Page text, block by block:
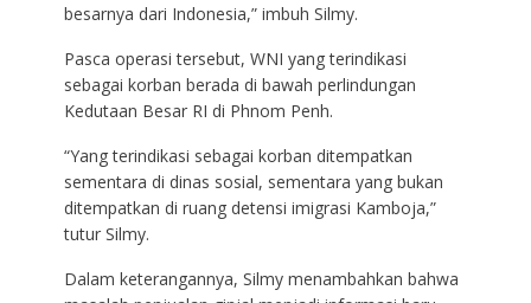
besarnya dari Indonesia,” imbuh Silmy.
Pasca operasi tersebut, WNI yang terindikasi
sebagai korban berada di bawah perlindungan
Kedutaan Besar RI di Phnom Penh.
“Yang terindikasi sebagai korban ditempatkan
sementara di dinas sosial, sementara yang bukan
ditempatkan di ruang detensi imigrasi Kamboja,”
tutur Silmy.
Dalam keterangannya, Silmy menambahkan bahwa